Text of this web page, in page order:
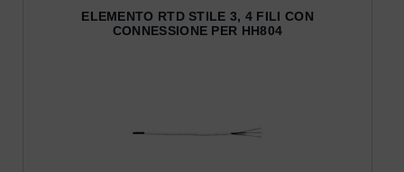
ELEMENTO RTD STILE 3, 4 FILI CON
CONNESSIONE PER HH804